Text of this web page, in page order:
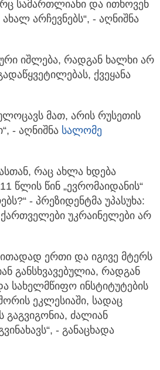
სამართლიანი და ითხოვენ
არჩევნებს“, - აღნიშნა
იშლება, რადგან ხალხი არ
ქვეყანა
მათ, არის რუსეთის
- აღნიშნა სალომე
რაც ახლა ხდება
წლის წინ „ევრომაიდანის“
- პრეზიდენტმა უპასუხა:
უკრაინელები არ
ერთი და იგივე მტერს
განსხვავებულია, რადგან
სახელმწიფო ინსტიტუტების
ეკლესიაში, სადაც
გაგვიგონია, ძალიან
- განაცხადა